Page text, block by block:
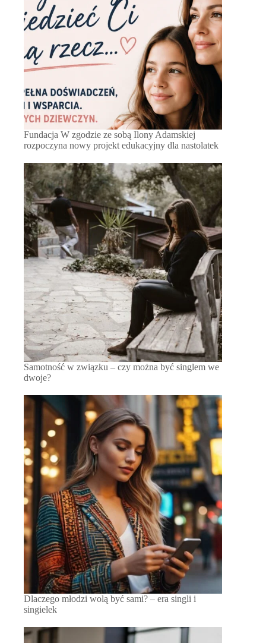
Fundacja W zgodzie ze sobą Ilony Adamskiej
rozpoczyna nowy projekt edukacyjny dla nastolatek
Samotność w związku – czy można być singlem we
dwoje?
Dlaczego młodzi wolą być sami? – era singli i
singielek